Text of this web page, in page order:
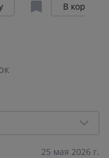
В корзину
5
12
25 мая 2026 г.